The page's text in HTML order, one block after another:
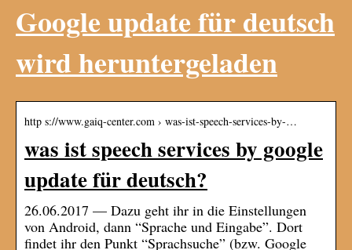
Google update für deutsch
wird heruntergeladen
http s://www.gaiq-center.com › was-ist-speech-services-by-…
was ist speech services by google
update für deutsch?
26.06.2017 — Dazu geht ihr in die Einstellungen
von Android, dann “Sprache und Eingabe”. Dort
findet ihr den Punkt “Sprachsuche” (bzw. Google